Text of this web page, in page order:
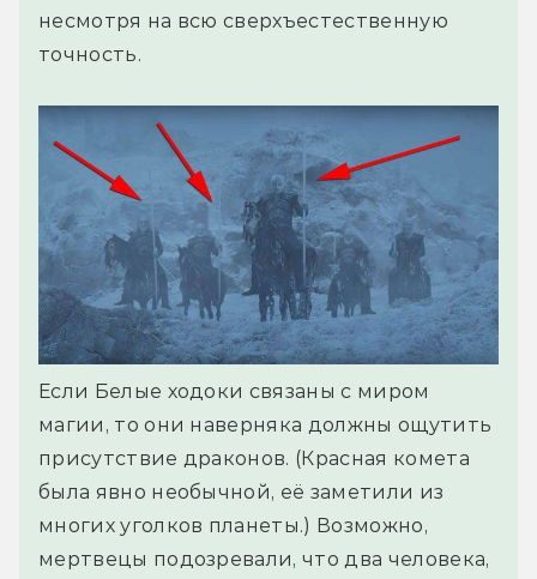
несмотря на всю сверхъестественную
точность.
Если Белые ходоки связаны с миром
магии, то они наверняка должны ощутить
присутствие драконов. (Красная комета
была явно необычной, её заметили из
многих уголков планеты.) Возможно,
мертвецы подозревали, что два человека,